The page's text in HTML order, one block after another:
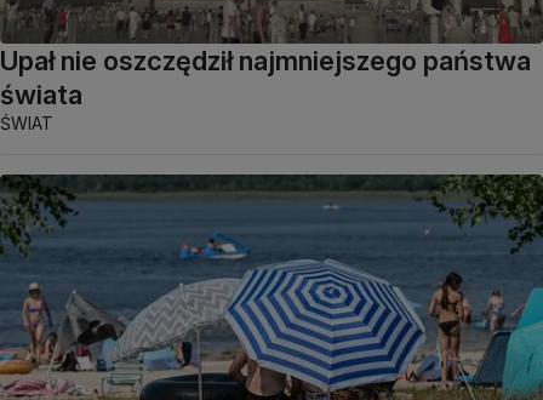
Upał nie oszczędził najmniejszego państwa
świata
ŚWIAT